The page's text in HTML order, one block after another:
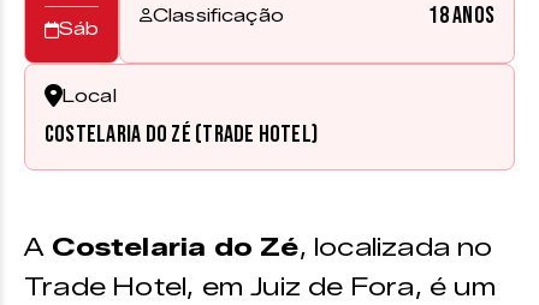
Sáb
Classificação 18 anos
Local
Costelaria do Zé (Trade Hotel)
A Costelaria do Zé, localizada no
Trade Hotel, em Juiz de Fora, é um